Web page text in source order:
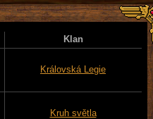
Klan
Královská Legie
Kruh světla